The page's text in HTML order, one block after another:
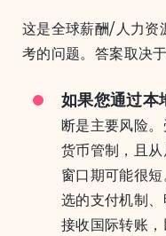
这是全球薪酬/人力资
考的问题。答案取决
如果您通过本
断是主要风险
货币管制，且
窗口期可能很
选的支付机制
接收国际转账